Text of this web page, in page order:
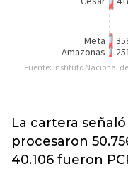
La cartera
procesaron
40.106 fueron